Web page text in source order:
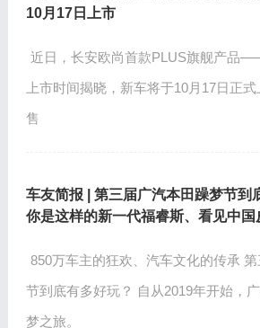
10月17日上市
近日，长安欧尚首款PLUS旗舰产品
上市时间揭晓，新车将于10月17日正
售
车友简报 | 第三届广汽本田躁梦节到
你是这样的新一代福睿斯、看见中国
850万车主的狂欢、汽车文化的传承
节到底有多好玩？ 自从2019年开始，
梦之旅。